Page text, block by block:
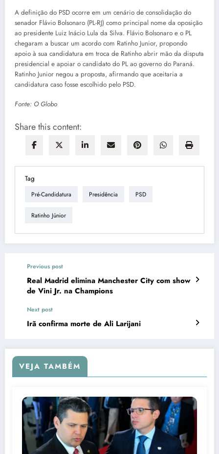
A definição do PSD ocorre em um cenário de consolidação do
senador Flávio Bolsonaro (PL-RJ) como principal nome da oposição
ao presidente Luiz Inácio Lula da Silva. Flávio Bolsonaro e o PL
chegaram a buscar um acordo com Ratinho Junior, propondo
apoio à sua candidatura em troca de Ratinho abrir mão da disputa
presidencial e apoiar o candidato do PL ao governo do Paraná.
Ratinho Junior negou a proposta, afirmando que aceitaria a
candidatura caso fosse escolhido pelo PSD.
Fonte: O Globo
Share this content:
Tag
Pré-Candidatura Presidência PSD
Ratinho Júnior
Previous post
Real Madrid elimina Manchester City com show
de Vini Jr. na Champions
Next post
Irã confirma morte de Ali Larijani
VEJA TAMBÉM